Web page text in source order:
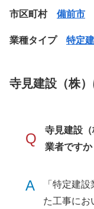
市区町村 備前市
業種タイプ 特定
寺見建設（株
Q
寺見建設
業者ですか
A
「特定建
た工事にお